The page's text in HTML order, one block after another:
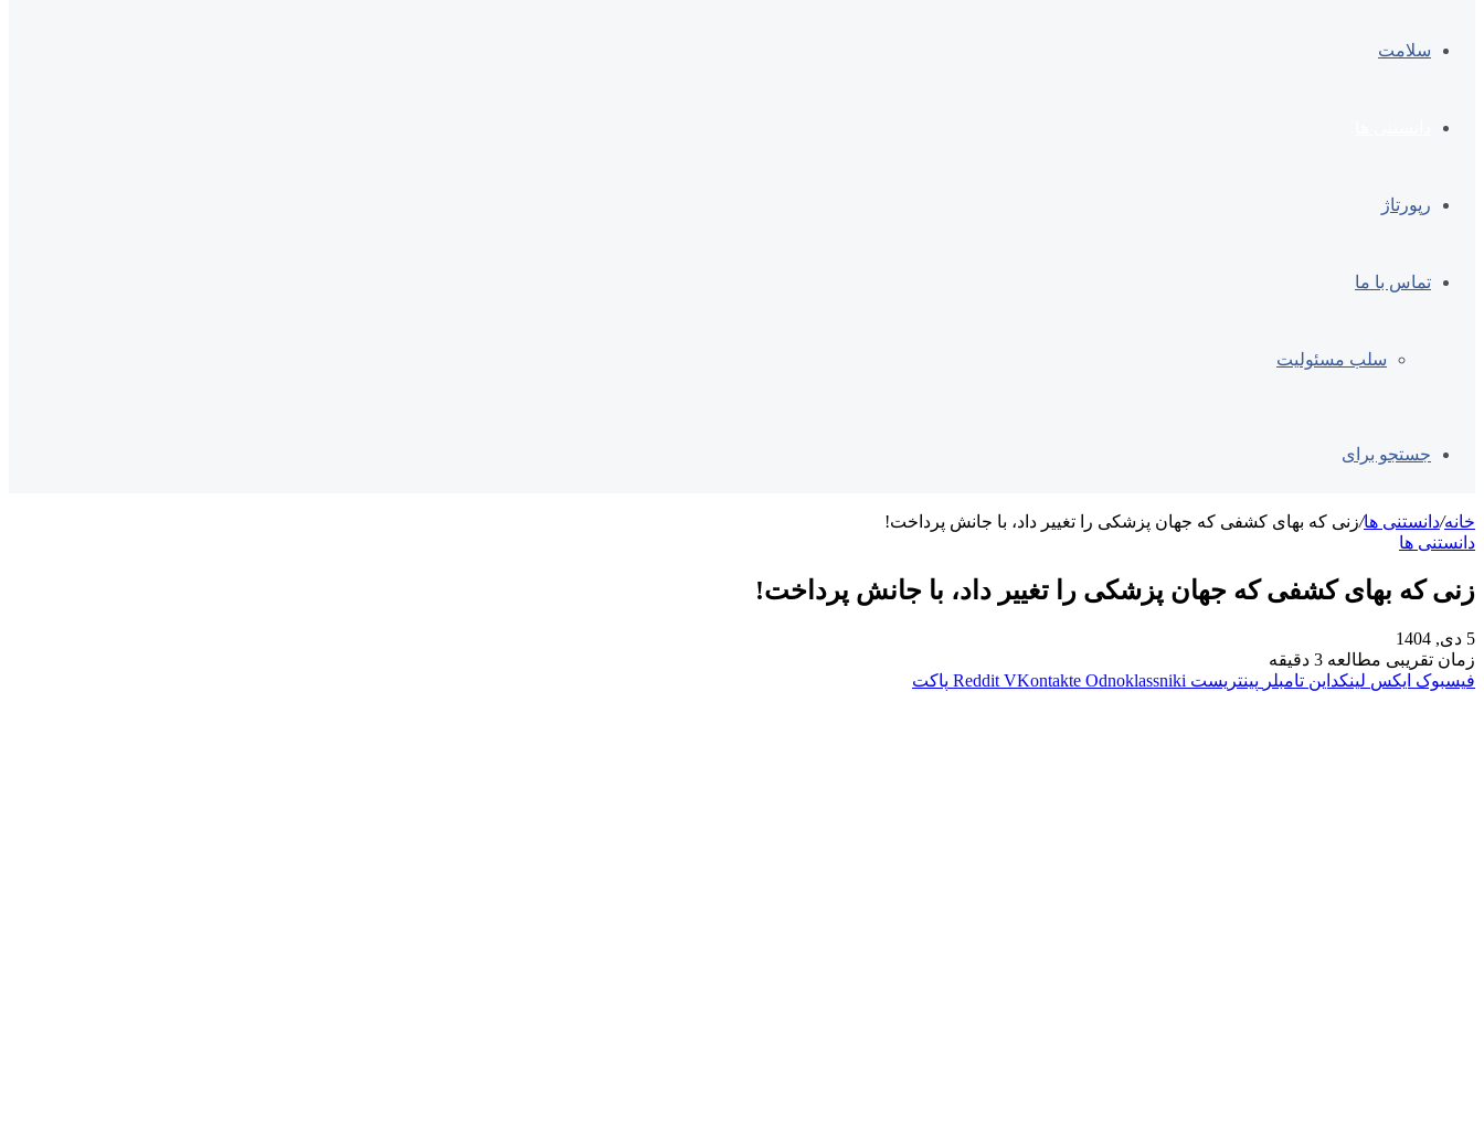
سلامت
رپورتاژ
تماس با ما
سلب مسئولیت
جستجو برای
خانه/دانستنی ها/زنی که بهای کشفی که جهان پزشکی را تغییر داد، با جانش پرداخت!
دانستنی ها
زنی که بهای کشفی که جهان پزشکی را تغییر داد، با جانش پرداخت!
5 دی, 1404
زمان تقریبی مطالعه 3 دقیقه
فیسبوک ایکس لینکداین تامبلر پینتریست Reddit VKontakte Odnoklassniki پاکت